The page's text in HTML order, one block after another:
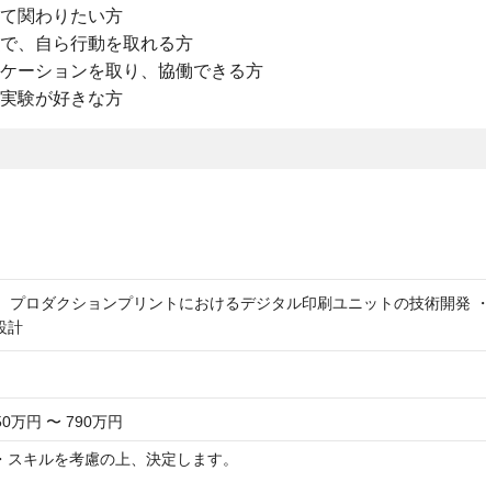
関わりたい方
、自ら行動を取れる方
ーションを取り、協働できる方
験が好きな方
ロダクションプリントにおけるデジタル印刷ユニットの技術開発 ・
計
万円 〜 790万円
キルを考慮の上、決定します。